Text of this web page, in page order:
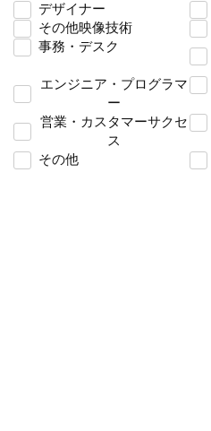
デザイナー
その他映像技術
事務・デスク
エンジニア・プログラマ
ー
営業・カスタマーサクセ
ス
その他